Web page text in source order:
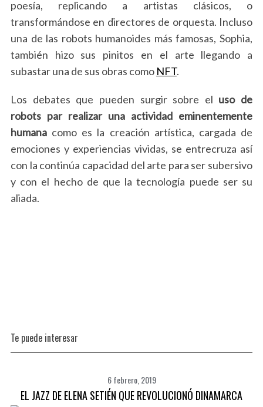
poesía, replicando a artistas clásicos, o
transformándose en directores de orquesta. Incluso
una de las robots humanoides más famosas, Sophia,
también hizo sus pinitos en el arte llegando a
subastar una de sus obras como NFT.
Los debates que pueden surgir sobre el uso de
robots par realizar una actividad eminentemente
humanacomo es la creación artística, cargada de
emociones y experiencias vividas, se entrecruza así
con la continúa capacidad del arte para ser subersivo
y con el hecho de que la tecnología puede ser su
aliada.
Te puede interesar
6 febrero, 2019
EL JAZZ DE ELENA SETIÉN QUE REVOLUCIONÓ DINAMARCA